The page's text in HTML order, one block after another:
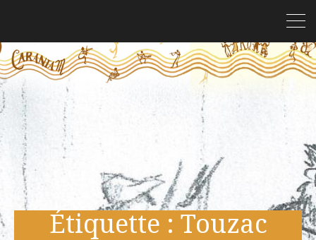
Étiquette : Touzac